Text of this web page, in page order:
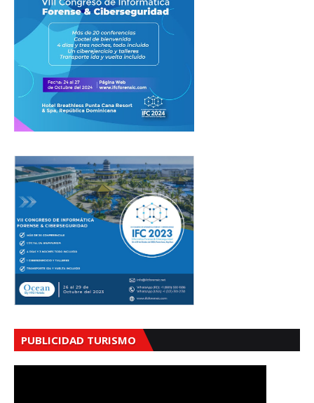
PUBLICIDAD TURISMO